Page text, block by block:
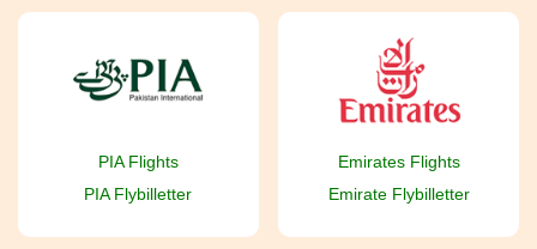
PIA Flights
PIA Flybilletter
Emirates Flights
Emirate Flybilletter